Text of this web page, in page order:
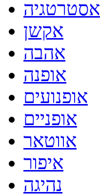
אסטרטגיה
אקשן
אהבה
אופנה
אופנועים
אופניים
אווטאר
איפור
נהיגה